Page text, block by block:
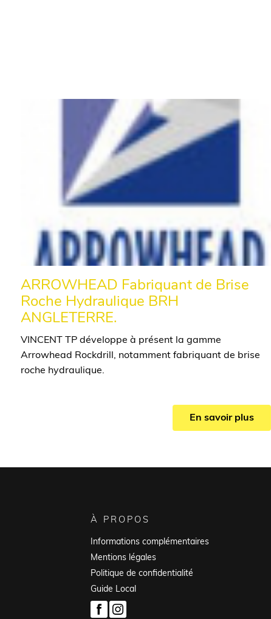
ARROWHEAD Fabriquant de Brise
Roche Hydraulique BRH
ANGLETERRE.
VINCENT TP développe à présent la gamme
Arrowhead Rockdrill, notamment fabriquant de brise
roche hydraulique.
En savoir plus
À PROPOS
Informations complémentaires
Mentions légales
Politique de confidentialité
Guide Local